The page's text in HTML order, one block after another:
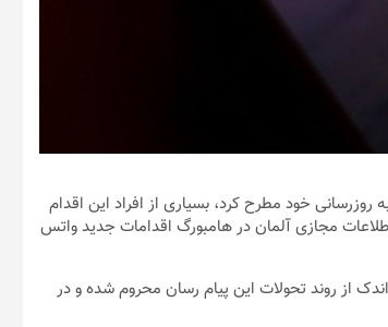
خود مطرح کرد، بسیاری از افراد این اقدام
مجازی آلمان در هامبورگ اقدامات جدید واتس
از روند تحولات این پیام رسان محروم شده و در